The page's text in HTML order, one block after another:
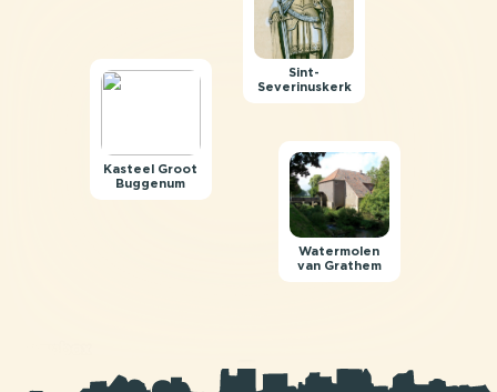
Sint-
Severinuskerk
Kasteel Groot
Buggenum
Watermolen
van Grathem